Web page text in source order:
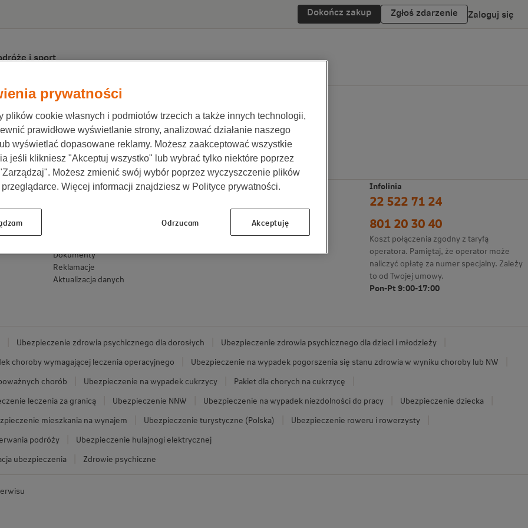
Dokończ zakup Zgłoś zdarzenie Zaloguj się
i sport
/ Fzd details
Obsługa klienta
Dokumenty
Reklamacje
Aktualizacja danych
Kontakt
Oddziały i doradcy
Placówki i szpitale
Infolinia
22 522 71 24
801 20 30 40
Koszt połączenia zgodny z taryfą
operatora. Pamiętaj, że operator może
naliczyć opłatę za numer specjalny. Zależy
to od Twojej umowy.
Pon-Pt 9:00-17:00
Ubezpieczenie zdrowia psychicznego dla dorosłych
Ubezpieczenie zdrowia psychicznego dla dzieci i młodzieży
choroby wymagającej leczenia operacyjnego
Ubezpieczenie na wypadek pogorszenia się stanu zdrowia w wyniku choroby lub NW
chorób Ubezpieczenie na wypadek cukrzycy
Pakiet dla chorych na cukrzycę
leczenia za granicą Ubezpieczenie NNW Ubezpieczenie na wypadek niezdolności do pracy
Ubezpieczenie dziecka
mieszkania na wynajem Ubezpieczenie turystyczne (Polska)
Ubezpieczenie roweru i rowerzysty
podróży
Ubezpieczenie hulajnogi elektrycznej
ubezpieczenia Zdrowie psychiczne
prywatności
plików cookie własnych i podmiotów trzecich a także innych technologii,
prawidłowe wyświetlanie strony, analizować działanie naszego
wyświetlać dopasowane reklamy. Możesz zaakceptować wszystkie
jeśli klikniesz "Akceptuj wszystko" lub wybrać tylko niektóre poprzez
Możesz zmienić swój wybór poprzez wyczyszczenie plików
Więcej informacji znajdziesz w Polityce prywatności.
Odrzucam Akceptuję